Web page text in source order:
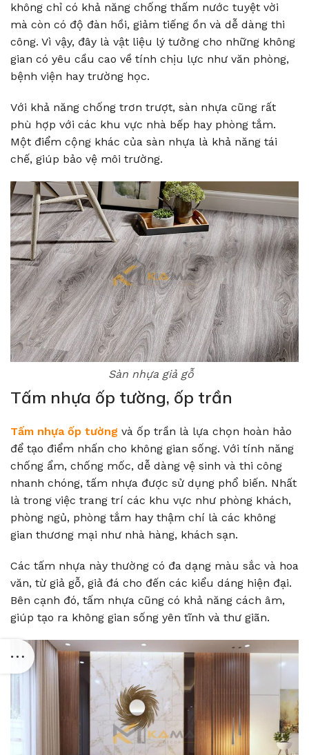
không chỉ có khả năng chống thấm nước tuyệt vời
mà còn có độ đàn hồi, giảm tiếng ồn và dễ dàng thi
công. Vì vậy, đây là vật liệu lý tưởng cho những không
gian có yêu cầu cao về tính chịu lực như văn phòng,
bệnh viện hay trường học.
Với khả năng chống trơn trượt, sàn nhựa cũng rất
phù hợp với các khu vực nhà bếp hay phòng tắm.
Một điểm cộng khác của sàn nhựa là khả năng tái
chế, giúp bảo vệ môi trường.
Sàn nhựa giả gỗ
Tấm nhựa ốp tường, ốp trần
Tấm nhựa ốp tường và ốp trần là lựa chọn hoàn hảo
để tạo điểm nhấn cho không gian sống. Với tính năng
chống ẩm, chống mốc, dễ dàng vệ sinh và thi công
nhanh chóng, tấm nhựa được sử dụng phổ biến. Nhất
là trong việc trang trí các khu vực như phòng khách,
phòng ngủ, phòng tắm hay thậm chí là các không
gian thương mại như nhà hàng, khách sạn.
Các tấm nhựa này thường có đa dạng màu sắc và hoa
văn, từ giả gỗ, giả đá cho đến các kiểu dáng hiện đại.
Bên cạnh đó, tấm nhựa cũng có khả năng cách âm,
giúp tạo ra không gian sống yên tĩnh và thư giãn.